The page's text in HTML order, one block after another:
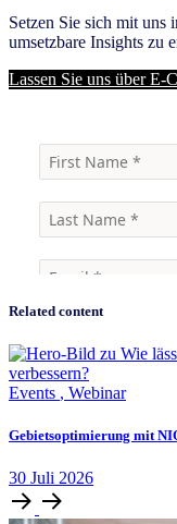
Setzen Sie sich mit uns
umsetzbare Insights zu
Lassen Sie uns über E-
Related content
Events , Webinar
Gebietsoptimierung mit
30 Juli 2026